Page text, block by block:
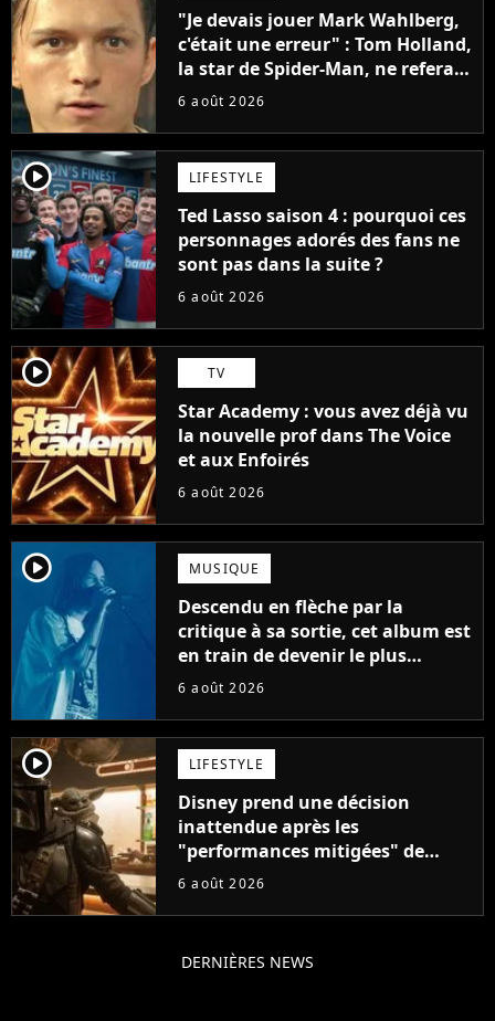
"Je devais jouer Mark Wahlberg,
c'était une erreur" : Tom Holland,
la star de Spider-Man, ne referait
pas ce blockbuster
6 août 2026
player2 LIFESTYLE
Ted Lasso saison 4 : pourquoi ces
personnages adorés des fans ne
sont pas dans la suite ?
6 août 2026
player2 TV
Star Academy : vous avez déjà vu
la nouvelle prof dans The Voice
et aux Enfoirés
6 août 2026
player2 MUSIQUE
Descendu en flèche par la
critique à sa sortie, cet album est
en train de devenir le plus
populaire de son auteur
6 août 2026
player2 LIFESTYLE
Disney prend une décision
inattendue après les
"performances mitigées" de
Vaiana et The Mandalorian &
6 août 2026
DERNIÈRES NEWS